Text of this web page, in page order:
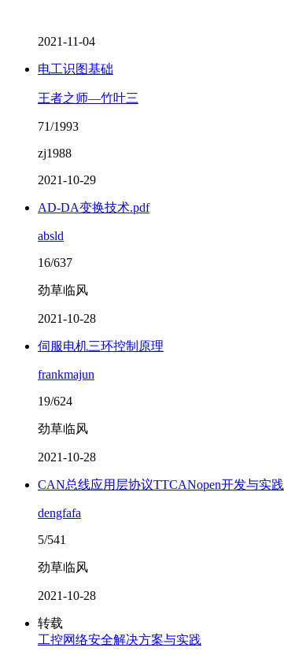
2021-11-04
电工识图基础
王者之师—竹叶三
71/1993
zj1988
2021-10-29
AD-DA变换技术.pdf
absld
16/637
劲草临风
2021-10-28
伺服电机三环控制原理
frankmajun
19/624
劲草临风
2021-10-28
CAN总线应用层协议TTCANopen开发与实践
dengfafa
5/541
劲草临风
2021-10-28
转载
工控网络安全解决方案与实践